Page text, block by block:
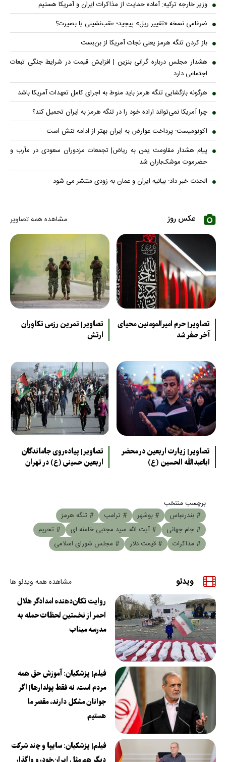
وزیر خارجه ترکیه: آماده حمایت از مذاکرات ایران و آمریکا هستیم
ضرغامی نسخه «تغییر ریل» پیچید؛ عقب‌نشینی یا بصیرت؟
باز کردن تنگه هرمز یعنی نجات آمریکا از بن‌بست
هشدار مجلس درباره گرانی بنزین | افزایش قیمت در شرایط جنگی تبعات
اجتماعی دارد
هرگونه بازگشایی تنگه هرمز باید منوط به اجرای کامل تعهدات آمریکا باشد
چرا آمریکا نمی‌تواند اراده خود را در تنگه هرمز به ایران تحمیل کند؟
اکونومیست: پرداخت عوارض به ایران بهتر از ادامه تنش است
پیام هشدار مقاومت یمن به ریاض| تجمعات مزدوران سعودی در مأرب و
حضرموت موشک‌باران شد
الحدث خبر داد: بیانیه ایران و عمان به زودی منتشر می شود
عکس روز مشاهده همه تصاویر
تصاویر| حرم امیرالمومنین محیای
آخر صفر شد
تصاویر| تمرین رزمی تکاوران
ارتش
تصاویر| زیارت اربعین در محضر
اباعبدالله الحسین (ع)
تصاویر| پیاده‌روی جاماندگان
اربعین حسینی (ع) در تهران
برچسب منتخب
# بندرعباس
# بوشهر # ترامپ
# تنگه هرمز
# جام جهانی
# آیت الله سید مجتبی خامنه ای
# تحریم
# مذاکرات
# قیمت دلار # مجلس شورای اسلامی
ویدئو مشاهده همه ویدئو ها
روایت تکان‌دهنده امدادگر هلال
احمر از نخستین لحظات حمله به
مدرسه میناب
فیلم| پزشکیان: آموزش حق همه
مردم است، نه فقط پولدارها| اگر
جوانان مشکل دارند، مقصر ما
هستیم
فیلم| پزشکیان: سایپا و چند شرکت
دیگر هم مثل ایران‌خودرو واگذار